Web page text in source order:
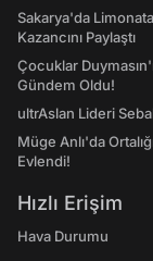
Sakarya'da
Kazancını Paylaştı
Çocuklar
Gündem Oldu!
ultrAslan Lideri
Müge Anlı'da
Evlendi!
Hızlı Erişim
Hava Durumu